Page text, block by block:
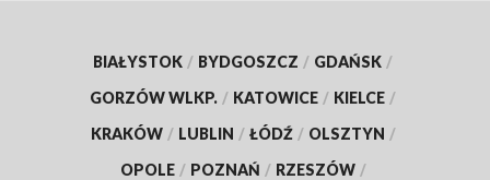
BIAŁYSTOK / BYDGOSZCZ / GDAŃSK /
GORZÓW WLKP. / KATOWICE / KIELCE /
KRAKÓW / LUBLIN / ŁÓDŹ / OLSZTYN /
OPOLE / POZNAŃ / RZESZÓW /